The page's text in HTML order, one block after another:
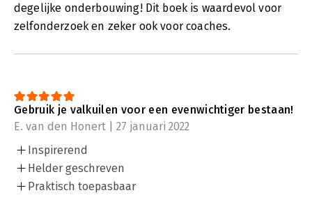
degelijke onderbouwing! Dit boek is waardevol voor
zelfonderzoek en zeker ook voor coaches.
Gebruik je valkuilen voor een evenwichtiger bestaan!
E. van den Honert | 27 januari 2022
Inspirerend
Helder geschreven
Praktisch toepasbaar